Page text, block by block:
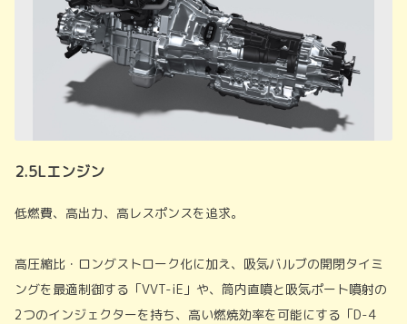
2.5Lエンジン
低燃費、高出力、高レスポンスを追求。
高圧縮比・ロングストローク化に加え、吸気バルブの開閉タイミ
ングを最適制御する「VVT-iE」や、筒内直噴と吸気ポート噴射の
2つのインジェクターを持ち、高い燃焼効率を可能にする「D-4